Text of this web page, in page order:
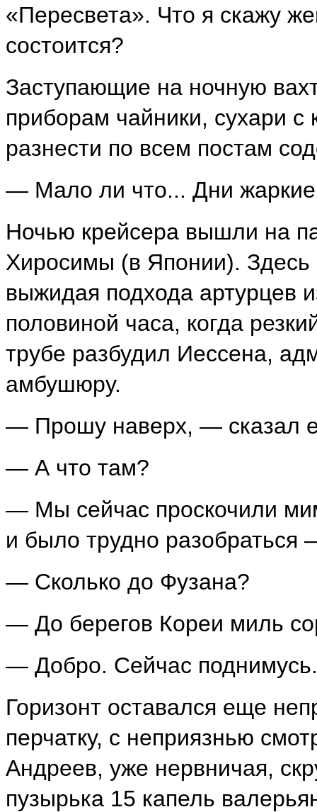
«Пересвета». Что я скажу
состоится?
Заступающие на ночную
приборам чайники, сухари с
разнести по всем постам
— Мало ли что... Дни жаркие,
Ночью крейсера вышли на
Хиросимы (в Японии). Здесь
выжидая подхода артурцев
половиной часа, когда
трубе разбудил Иессена,
амбушюру.
— Прошу наверх, — сказал
— А что там?
— Мы сейчас проскочили
и было трудно разобраться
— Сколько до Фузана?
— До берегов Кореи миль
— Добро. Сейчас
Горизонт оставался еще
перчатку, с неприязнью
Андреев, уже нервничая,
пузырька 15 капель